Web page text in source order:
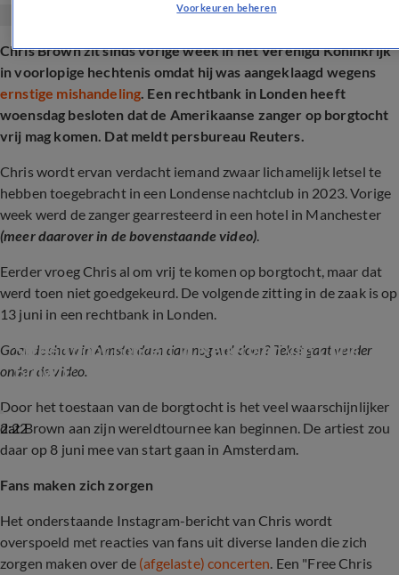
Chris Brown zit sinds vorige week in het Verenigd Koninkrijk
in voorlopige hechtenis omdat hij was aangeklaagd wegens
ernstige mishandeling. Een rechtbank in Londen heeft
woensdag besloten dat de Amerikaanse zanger op borgtocht
vrij mag komen. Dat meldt persbureau Reuters.
Chris wordt ervan verdacht iemand zwaar lichamelijk letsel te
hebben toegebracht in een Londense nachtclub in 2023. Vorige
week werd de zanger gearresteerd in een hotel in Manchester
(meer daarover in de bovenstaande video).
Eerder vroeg Chris al om vrij te komen op borgtocht, maar dat
werd toen niet goedgekeurd. De volgende zitting in de zaak is op
13 juni in een rechtbank in Londen.
Gaat de show in Amsterdam dan nog wel door? Tekst gaat verder
onder de video.
2:22
Streep door concert in Nederland van Chris
Brown?
Door het toestaan van de borgtocht is het veel waarschijnlijker
dat Brown aan zijn wereldtournee kan beginnen. De artiest zou
daar op 8 juni mee van start gaan in Amsterdam.
Fans maken zich zorgen
Het onderstaande Instagram-bericht van Chris wordt
overspoeld met reacties van fans uit diverse landen die zich
zorgen maken over de (afgelaste) concerten. Een "Free Chris
Voorkeuren beheren